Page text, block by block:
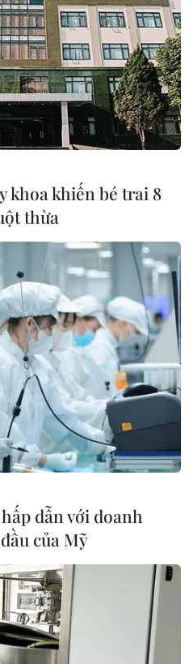
khoa khiến bé trai 8
thừa
dẫn với doanh
của Mỹ